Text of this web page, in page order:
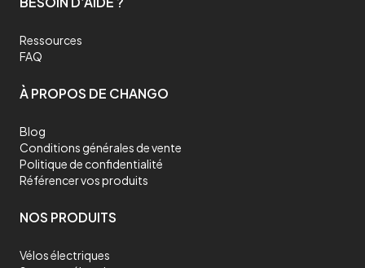
Ressources
FAQ
À PROPOS DE CHANGO
Blog
Conditions générales de vente
Politique de confidentialité
Référencer vos produits
NOS PRODUITS
Vélos électriques